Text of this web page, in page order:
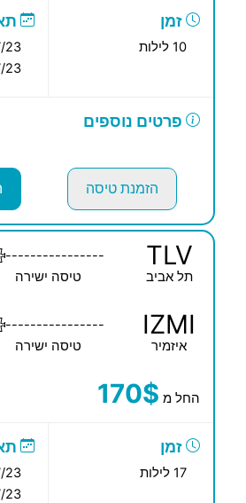
זמן
10 לילות
09/
19/
פרטים נוספים
הזמנת טיסה
TLV
תל אביב
----------------
טיסה ישירה
IZMI
איזמיר
----------------
טיסה ישירה
החל מ 170$
זמן
17 לילות
09/
26/